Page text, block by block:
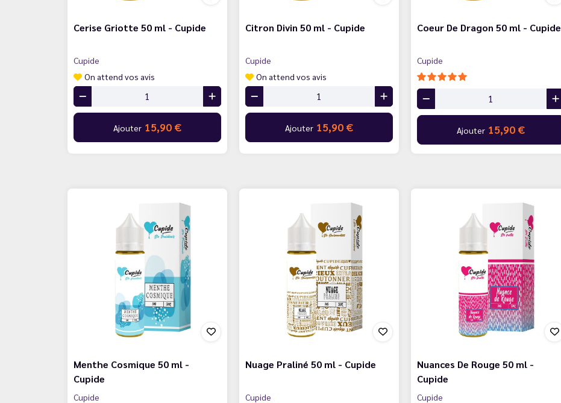
Cerise Griotte 50 ml - Cupide
Cupide
On attend vos avis
Ajouter 15,90 €
Citron Divin 50 ml - Cupide
Cupide
On attend vos avis
Ajouter 15,90 €
Coeur De Dragon 50 ml - Cupide
Cupide
Ajouter 15,90 €
Menthe Cosmique 50 ml -
Cupide
Cupide
Nuage Praliné 50 ml - Cupide
Cupide
Nuances De Rouge 50 ml -
Cupide
Cupide